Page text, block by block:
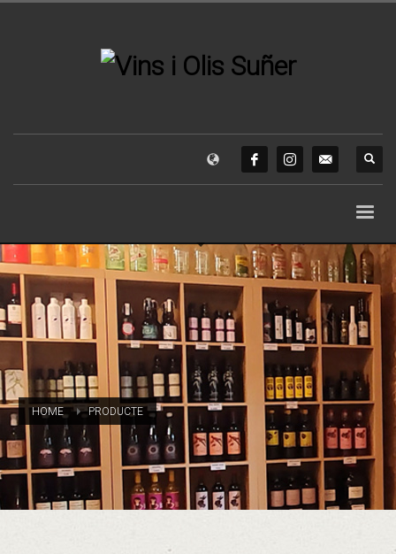
HOME PRODUCTE